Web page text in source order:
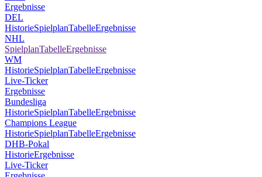
Ergebnisse
DEL
HistorieSpielplanTabelleErgebnisse
NHL
SpielplanTabelleErgebnisse
WM
HistorieSpielplanTabelleErgebnisse
Live-Ticker
Ergebnisse
Bundesliga
HistorieSpielplanTabelleErgebnisse
Champions League
HistorieSpielplanTabelleErgebnisse
DHB-Pokal
HistorieErgebnisse
Live-Ticker